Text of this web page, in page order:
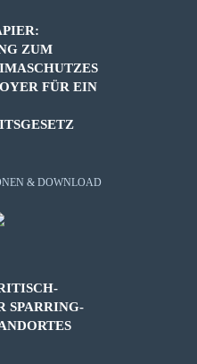
ZUM
FÜR EIN
& DOWNLOAD
SPARRING-